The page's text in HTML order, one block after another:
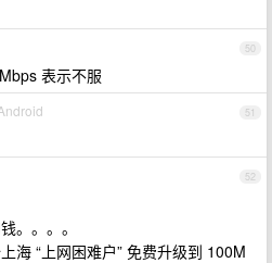
50
表示不服
51
52
。。。。
海 “上网困难户” 免费升级到 100M